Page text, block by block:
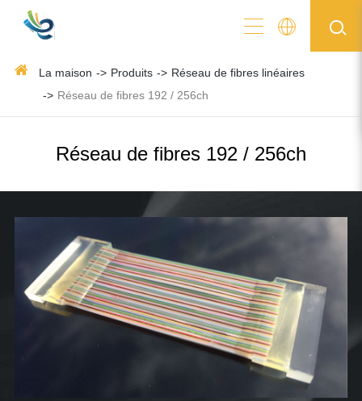
La maison Produits
Réseau de fibres linéaires
Réseau de fibres 192 / 256ch
Réseau de fibres 192 / 256ch